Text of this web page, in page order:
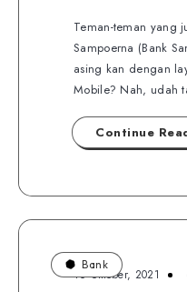
Teman-teman yang
Sampoerna (Bank
asing kan dengan
Mobile? Nah, udah
Continue
Bank
16 Oktober, 2021